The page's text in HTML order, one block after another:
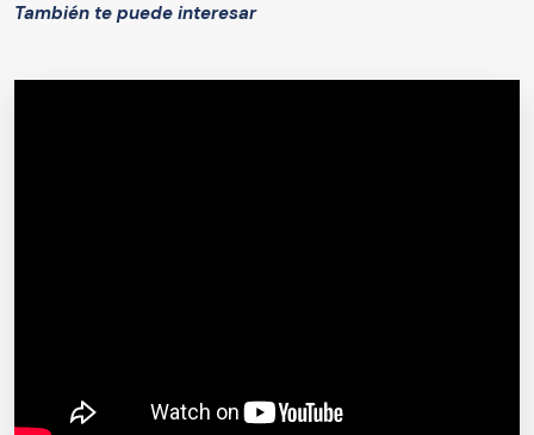
También te puede interesar